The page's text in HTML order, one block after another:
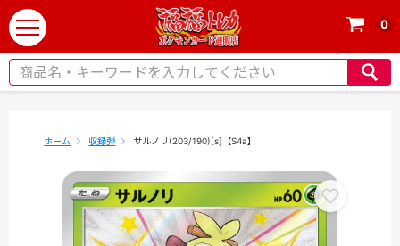
t
o
g
0
ホーム 収録弾 サルノリ(203/190)[s]【S4a】